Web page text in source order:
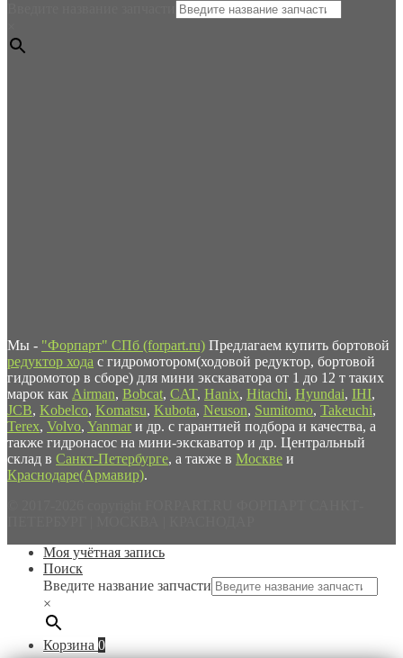
Мы - "Форпарт" СПб (forpart.ru) Предлагаем купить бортовой
редуктор хода с гидромотором(ходовой редуктор, бортовой
гидромотор в сборе) для мини экскаватора от 1 до 12 т таких
марок как Airman, Bobcat, CAT, Hanix, Hitachi, Hyundai, IHI,
JCB, Kobelco, Komatsu, Kubota, Neuson, Sumitomo, Takeuchi,
Terex, Volvo, Yanmar и др. с гарантией подбора и качества, а
также гидронасос на мини-экскаватор и др. Центральный
склад в Санкт-Петербурге, а также в Москве и
Краснодаре(Армавир).
Моя учётная запись
Поиск
Введите название запчасти
×
Корзина 0